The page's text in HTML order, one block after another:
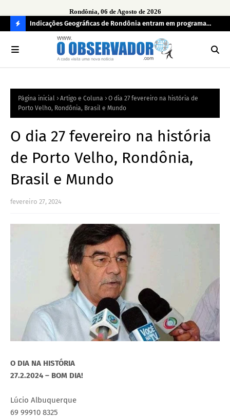
Rondônia, 06 de Agosto de 2026
O
R
Indicações Geográficas de Rondônia entram em programa
internacional para acelerar negócios
Página inicial Artigo e Coluna
O dia 27 fevereiro na história de
Porto Velho, Rondônia, Brasil e Mundo
O dia 27 fevereiro na história
de Porto Velho, Rondônia,
Brasil e Mundo
fevereiro 27, 2024
O DIA NA HISTÓRIA
27.2.2024 – BOM DIA!
Lúcio Albuquerque
69 99910 8325